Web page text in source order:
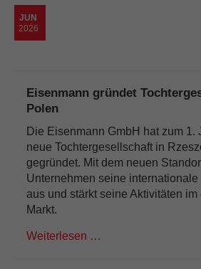
JUN
2026
Eisenmann gründet
Polen
Die Eisenmann GmbH hat zum 1.
neue Tochtergesellschaft in
gegründet. Mit dem neuen
Unternehmen seine
aus und stärkt seine Aktivitäten
Markt.
Weiterlesen …